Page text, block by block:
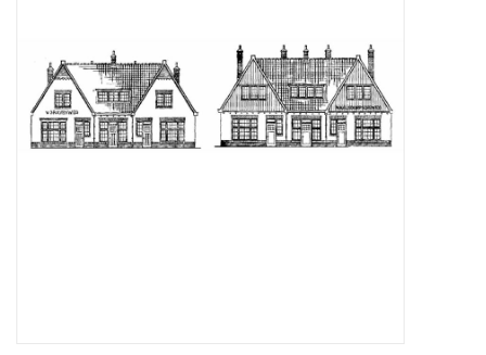
NIEUWE TIJDSCHRIFTEN
ABONNEMENT DE